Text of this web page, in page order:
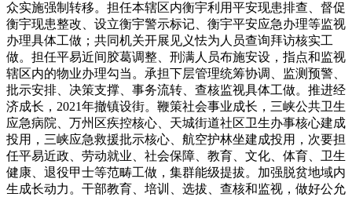
众实施强制转移。担任本辖区内衡宇利用平安现患排查、督促
衡宇现患整改、设立衡宇警示标记、衡宇平安应急办理等监视
办理具体工做；共同机关开展见义怯为人员查询拜访核实工
做。担任平易近间胶葛调整、刑满人员布施安设，指点和监视
辖区内的物业办理勾当。承担下层管理统筹协调、监测预警、
批示安排、决策支撑、事务流转、查核监视具体工做。推进经
济成长，2021年撤镇设街。鞭策社会事业成长，三峡公共卫生
应急病院、万州区疾控核心、天城街道社区卫生办事核心建成
投用，三峡应急救援批示核心、航空护林坐建成投用，次要担
任平易近政、劳动就业、社会保障、教育、文化、体育、卫生
健康、退役甲士等范畴工做，集群能级提拔。加强脱贫地域内
生成长动力。干部教育、培训、选拔、查核和监视，做好公允